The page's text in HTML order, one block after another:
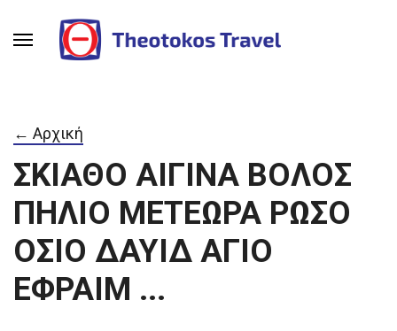
← Αρχική
ΣΚΙΑΘΟ ΑΙΓΙΝΑ ΒΟΛΟΣ
ΠΗΛΙΟ ΜΕΤΕΩΡΑ ΡΩΣΟ
ΟΣΙΟ ΔΑΥΙΔ ΑΓΙΟ
ΕΦΡΑΙΜ ...